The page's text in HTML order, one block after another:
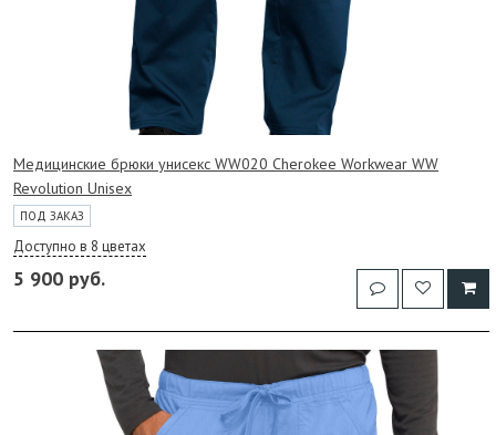
Медицинские брюки унисекс WW020 Cherokee Workwear WW
Revolution Unisex
ПОД ЗАКАЗ
Доступно в 8 цветах
5 900 руб.